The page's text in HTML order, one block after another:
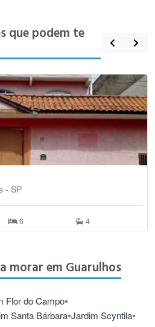
que podem te
- SP
6 4
morar em Guarulhos
Flor do Campo•
Santa Bárbara•Jardim Scyntila•